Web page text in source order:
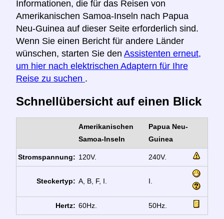
Informationen, die für das Reisen von
Amerikanischen Samoa-Inseln nach Papua
Neu-Guinea auf dieser Seite erforderlich sind.
Wenn Sie einen Bericht für andere Länder
wünschen, starten Sie den Assistenten erneut,
um hier nach elektrischen Adaptern für Ihre
Reise zu suchen .
Schnellübersicht auf einen Blick
Amerikanischen
Samoa-Inseln
Papua Neu-
Guinea
Stromspannung: 120V. 240V.
Steckertyp: A, B, F, I. I.
Hertz: 60Hz. 50Hz.